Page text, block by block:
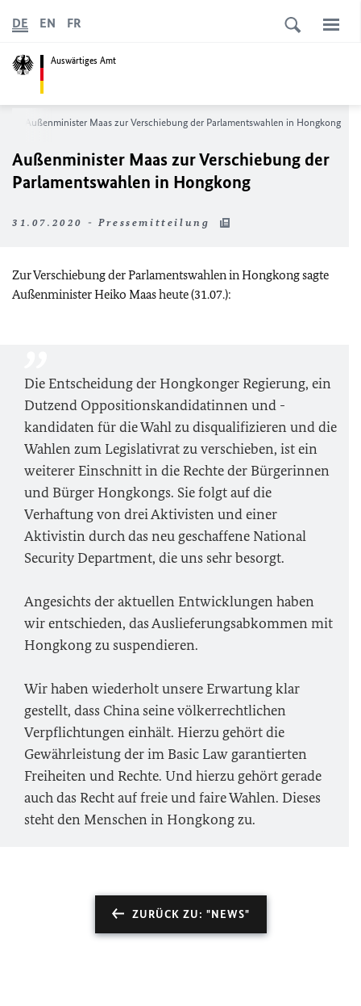
Auswärtiges Amt
DE EN FR
Außenminister Maas zur Verschiebung der Parlamentswahlen in Hongkong
Außenminister Maas zur Verschiebung der
Parlamentswahlen in Hongkong
31.07.2020 - Pressemitteilung
Zur Verschiebung der Parlamentswahlen in Hongkong sagte
Außenminister Heiko Maas heute (31.07.):
Die Entscheidung der Hongkonger Regierung, ein
Dutzend Oppositionskandidatinnen und -
kandidaten für die Wahl zu disqualifizieren und die
Wahlen zum Legislativrat zu verschieben, ist ein
weiterer Einschnitt in die Rechte der Bürgerinnen
und Bürger Hongkongs. Sie folgt auf die
Verhaftung von drei Aktivisten und einer
Aktivistin durch das neu geschaffene National
Security Department, die uns sehr besorgt.
Angesichts der aktuellen Entwicklungen haben
wir entschieden, das Auslieferungsabkommen mit
Hongkong zu suspendieren.
Wir haben wiederholt unsere Erwartung klar
gestellt, dass China seine völkerrechtlichen
Verpflichtungen einhält. Hierzu gehört die
Gewährleistung der im Basic Law garantierten
Freiheiten und Rechte. Und hierzu gehört gerade
auch das Recht auf freie und faire Wahlen. Dieses
steht den Menschen in Hongkong zu.
ZURÜCK ZU: "NEWS"